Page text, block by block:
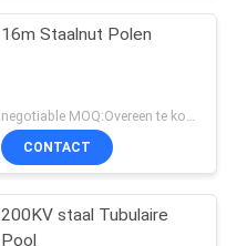
16m Staalnut Polen
negotiable MOQ:Overeen te komen
CONTACT
200KV staal Tubulaire
Pool